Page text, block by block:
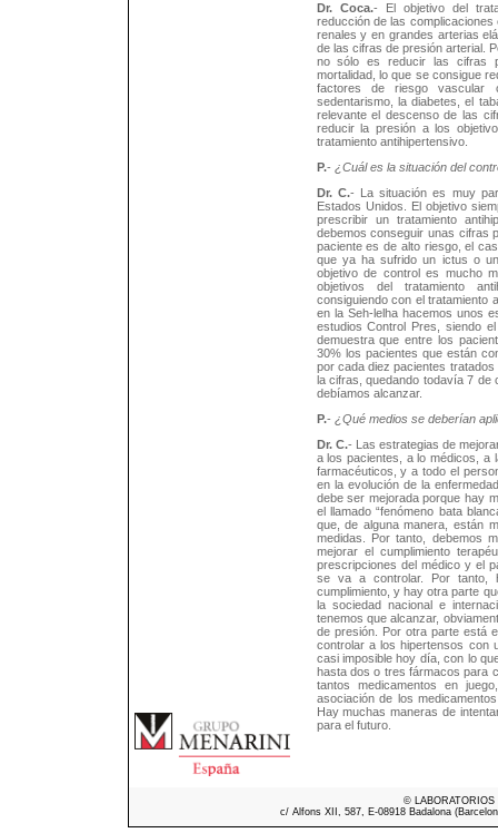
Dr. Coca.- El objetivo del
reducción de las
renales y en grandes arterias
de las cifras de presión arterial.
no sólo es reducir las cifras
mortalidad, lo que se consigue
factores de riesgo
sedentarismo, la diabetes, el
relevante el descenso de las
reducir la presión a los
tratamiento antihipertensivo.
P.- ¿Cuál es la situación del
Dr. C.- La situación es muy
Estados Unidos. El objetivo
prescribir un tratamiento
debemos conseguir unas cifras
paciente es de alto riesgo, el
que ya ha sufrido un ictus o
objetivo de control es mucho
objetivos del tratamiento
consiguiendo con el tratamiento
en la Seh-lelha hacemos unos
estudios Control Pres, siendo
demuestra que entre los
30% los pacientes que están
por cada diez pacientes
la cifras, quedando todavía 7
debíamos alcanzar.
P.- ¿Qué medios se deberían
Dr. C.- Las estrategias de
a los pacientes, a lo médicos, a
farmacéuticos, y a todo el
en la evolución de la
debe ser mejorada porque hay
el llamado “fenómeno bata
que, de alguna manera, están
medidas. Por tanto, debemos
mejorar el cumplimiento
prescripciones del médico y el
se va a controlar. Por tanto,
cumplimiento, y hay otra parte
la sociedad nacional e
tenemos que alcanzar,
de presión. Por otra parte está
controlar a los hipertensos con
casi imposible hoy día, con lo
hasta dos o tres fármacos para
tantos medicamentos en
asociación de los
Hay muchas maneras de
para el futuro.
©
c/ Alfons XII, 587, E-08918 Badalona